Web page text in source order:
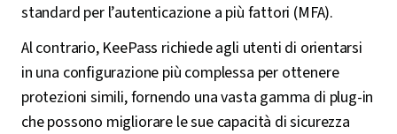
standard per l’autenticazione a più fattori (MFA).
Al contrario, KeePass richiede agli utenti di orientarsi
in una configurazione più complessa per ottenere
protezioni simili, fornendo una vasta gamma di plug-in
che possono migliorare le sue capacità di sicurezza